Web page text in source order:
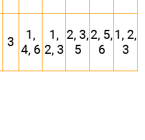
3
1,
4, 6
1,
2, 3
2, 3,
5
2, 5,
6
1, 2,
3